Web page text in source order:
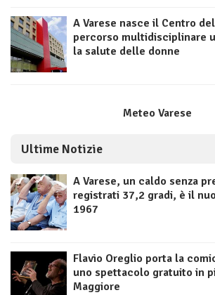
A Varese nasce il Centro
percorso multidisciplinare
la salute delle donne
Meteo Varese
Ultime Notizie
A Varese, un caldo senza
registrati 37,2 gradi, è il
1967
Flavio Oreglio porta la
uno spettacolo gratuito in
Maggiore